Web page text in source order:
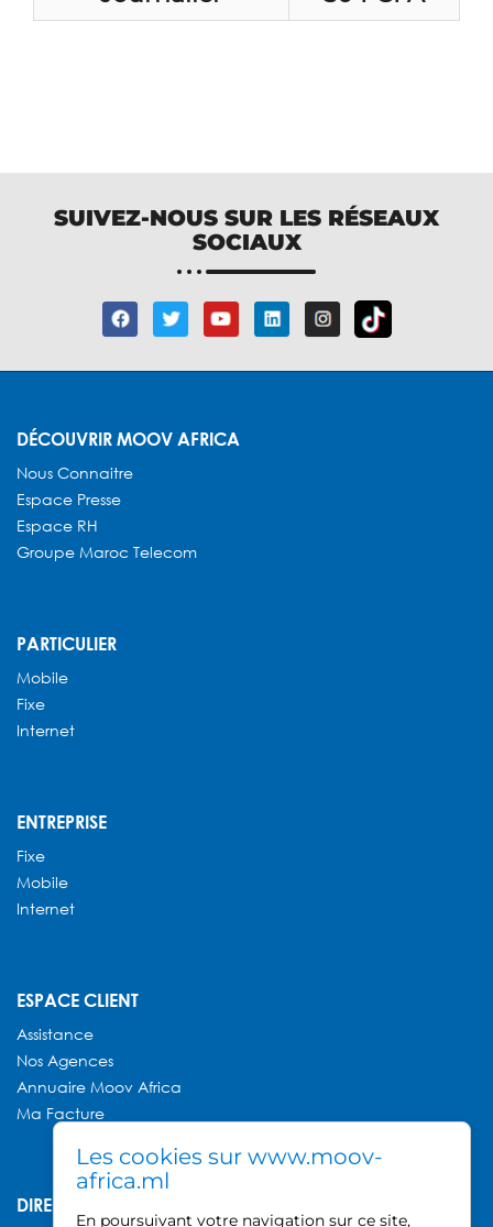
SUIVEZ-NOUS SUR LES RÉSEAUX
SOCIAUX
DÉCOUVRIR MOOV AFRICA
Nous Connaitre
Espace Presse
Espace RH
Groupe Maroc Telecom
PARTICULIER
Mobile
Fixe
Internet
ENTREPRISE
Fixe
Mobile
Internet
ESPACE CLIENT
Assistance
Nos Agences
Annuaire Moov Africa
Ma Facture
DIRECTION GÉNÉRALE MOOV AFRICA
Les cookies sur www.moov-
africa.ml
En poursuivant votre navigation sur ce site,